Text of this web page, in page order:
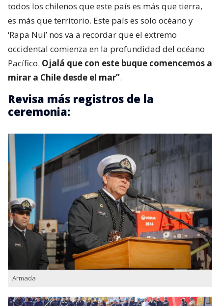
todos los chilenos que este país es más que tierra,
es más que territorio. Este país es solo océano y
‘Rapa Nui’ nos va a recordar que el extremo
occidental comienza en la profundidad del océano
Pacífico. Ojalá que con este buque comencemos a
mirar a Chile desde el mar”.
Revisa más registros de la
ceremonia:
Armada